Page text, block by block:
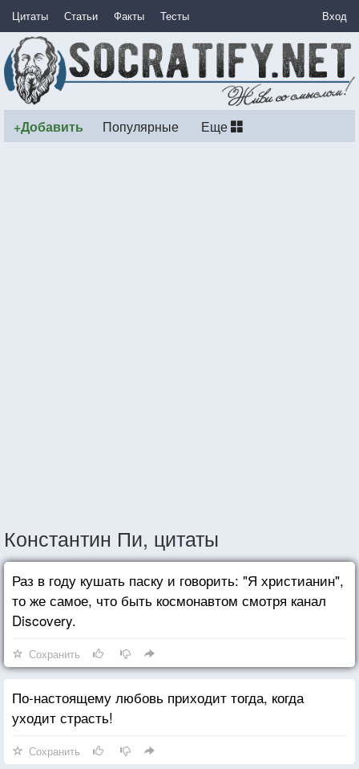
Цитаты Статьи Факты Тесты Вход
+Добавить Популярные Еще
Константин Пи, цитаты
Раз в году кушать паску и говорить: "Я христианин",
то же самое, что быть космонавтом смотря канал
Discovery.
Сохранить
По-настоящему любовь приходит тогда, когда
уходит страсть!
Сохранить